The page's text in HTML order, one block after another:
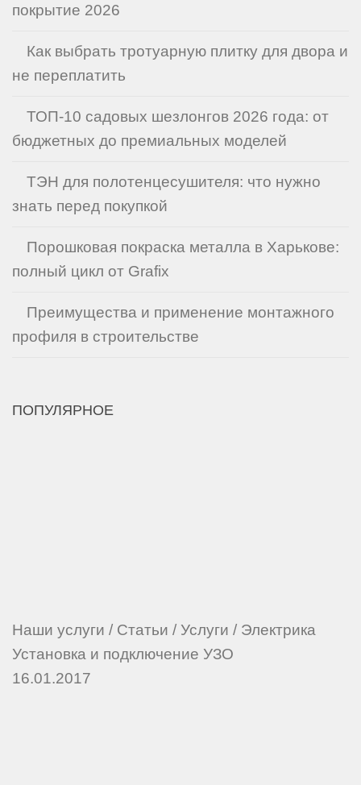
покрытие 2026
Как выбрать тротуарную плитку для двора и
не переплатить
ТОП-10 садовых шезлонгов 2026 года: от
бюджетных до премиальных моделей
ТЭН для полотенцесушителя: что нужно
знать перед покупкой
Порошковая покраска металла в Харькове:
полный цикл от Grafix
Преимущества и применение монтажного
профиля в строительстве
ПОПУЛЯРНОЕ
Наши услуги / Статьи / Услуги / Электрика
Установка и подключение УЗО
16.01.2017